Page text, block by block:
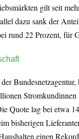
gilt seit
dazu sank der
rund 22 Prozent, für
Quote lag bei etwa
bisherigen
einen